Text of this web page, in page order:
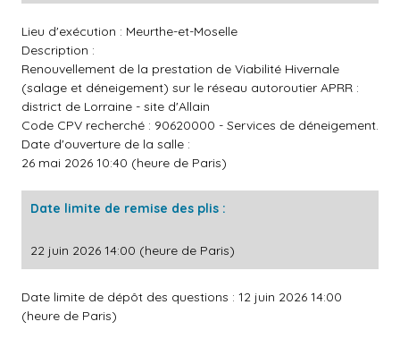
Lieu d'exécution : Meurthe-et-Moselle
Description :
Renouvellement de la prestation de Viabilité Hivernale
(salage et déneigement) sur le réseau autoroutier APRR :
district de Lorraine - site d'Allain
Code CPV recherché : 90620000 - Services de déneigement.
Date d'ouverture de la salle :
26 mai 2026 10:40 (heure de Paris)
Date limite de remise des plis :
22 juin 2026 14:00 (heure de Paris)
Date limite de dépôt des questions : 12 juin 2026 14:00
(heure de Paris)